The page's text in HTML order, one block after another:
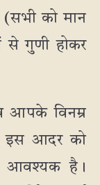
(सभी को मान
से गुणी होकर
आपके विनम्र
इस आदर को
आवश्यक है।